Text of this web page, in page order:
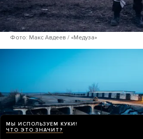
Фото: Макс Авдеев / «Медуза»
МЫ ИСПОЛЬЗУЕМ КУКИ!
ЧТО ЭТО ЗНАЧИТ?